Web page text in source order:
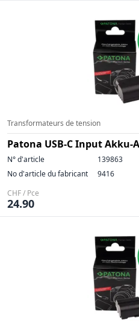
Transformateurs de tension
Patona USB-C Input Akku-
N° d'article
139863
No d'article du fabricant
9416
CHF / Pce
24.90